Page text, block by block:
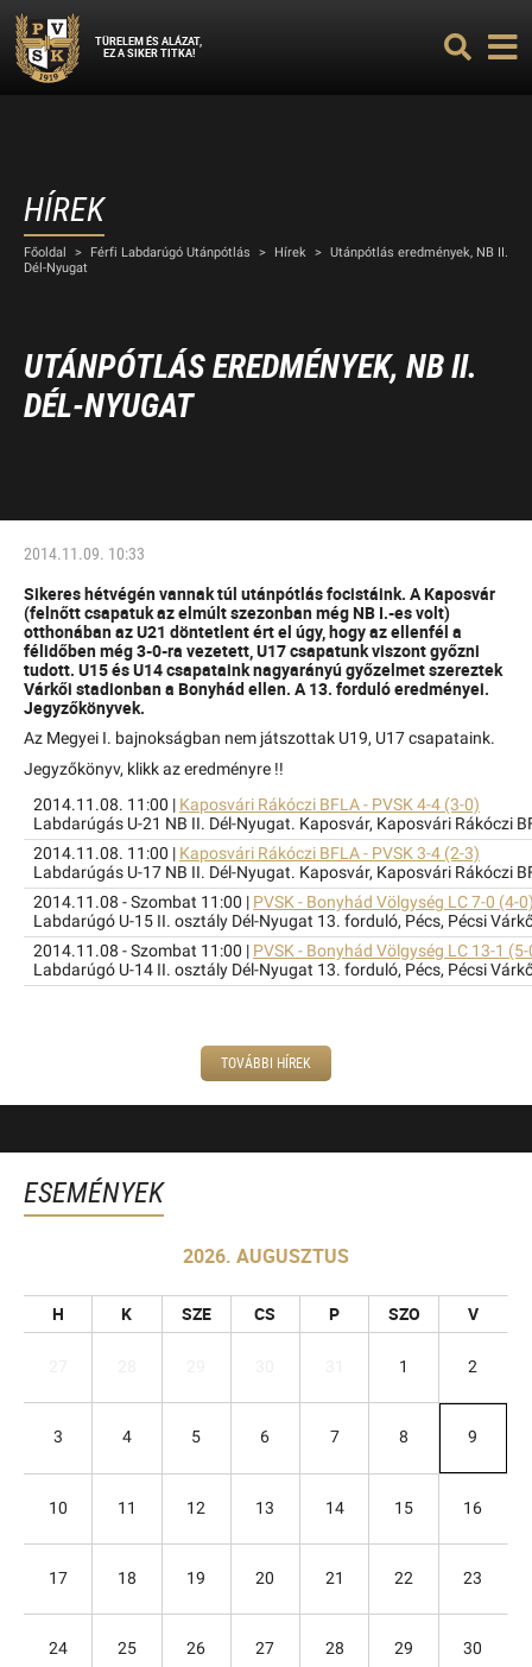
TÜRELEM ÉS ALÁZAT,
EZ A SIKER TITKA!
HÍREK
Főoldal > Férfi Labdarúgó Utánpótlás > Hírek > Utánpótlás eredmények, NB II.
Dél-Nyugat
UTÁNPÓTLÁS EREDMÉNYEK, NB II.
DÉL-NYUGAT
2014.11.09. 10:33
Sikeres hétvégén vannak túl utánpótlás focistáink. A Kaposvár
(felnőtt csapatuk az elmúlt szezonban még NB I.-es volt)
otthonában az U21 döntetlent ért el úgy, hogy az ellenfél a
félidőben még 3-0-ra vezetett, U17 csapatunk viszont győzni
tudott. U15 és U14 csapataink nagyarányú győzelmet szereztek
Várkői stadionban a Bonyhád ellen. A 13. forduló eredményei.
Jegyzőkönyvek.
Az Megyei I. bajnokságban nem játszottak U19, U17 csapataink.
Jegyzőkönyv, klikk az eredményre !!
2014.11.08. 11:00 | Kaposvári Rákóczi BFLA - PVSK 4-4 (3-0)
Labdarúgás U-21 NB II. Dél-Nyugat. Kaposvár, Kaposvári Rákóczi
2014.11.08. 11:00 | Kaposvári Rákóczi BFLA - PVSK 3-4 (2-3)
Labdarúgás U-17 NB II. Dél-Nyugat. Kaposvár, Kaposvári Rákóczi
2014.11.08 - Szombat 11:00 | PVSK - Bonyhád Völgység LC 7-0 (4-
Labdarúgó U-15 II. osztály Dél-Nyugat 13. forduló, Pécs, Pécsi
2014.11.08 - Szombat 11:00 | PVSK - Bonyhád Völgység LC 13-1
Labdarúgó U-14 II. osztály Dél-Nyugat 13. forduló, Pécs, Pécsi
TOVÁBBI HÍREK
ESEMÉNYEK
2026. AUGUSZTUS
H K SZE CS P SZO V
1 2
3 4 5 6 7 8 9
10 11 12 13 14 15 16
17 18 19 20 21 22 23
24 25 26 27 28 29 30